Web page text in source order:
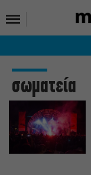
σωματεία